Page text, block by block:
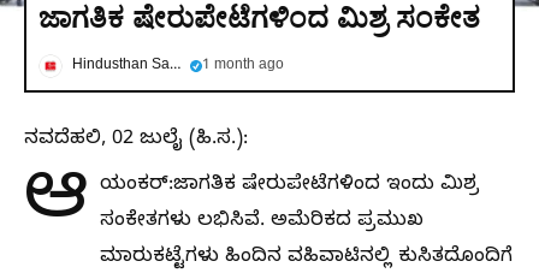
ಜಾಗತಿಕ ಷೇರುಪೇಟೆಗಳಿಂದ ಮಿಶ್ರ ಸಂಕೇತ
Hindusthan Samachar 1 month ago
ನವದೆಹಲಿ, 02 ಜುಲೈ (ಹಿ.ಸ.):
ಆ ಯಂಕರ್:ಜಾಗತಿಕ ಷೇರುಪೇಟೆಗಳಿಂದ ಇಂದು ಮಿಶ್ರ
ಸಂಕೇತಗಳು ಲಭಿಸಿವೆ. ಅಮೆರಿಕದ ಪ್ರಮುಖ
ಮಾರುಕಟ್ಟೆಗಳು ಹಿಂದಿನ ವಹಿವಾಟಿನಲ್ಲಿ ಕುಸಿತದೊಂದಿಗೆ